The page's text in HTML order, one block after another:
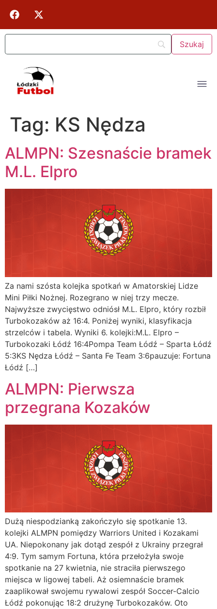
Tag: KS Nędza
ALMPN: Szesnaście bramek
M.L. Elpro
Za nami szósta kolejka spotkań w Amatorskiej Lidze
Mini Piłki Nożnej. Rozegrano w niej trzy mecze.
Najwyższe zwycięstwo odniósł M.L. Elpro, który rozbił
Turbokozaków aż 16:4. Poniżej wyniki, klasyfikacja
strzelców i tabela. Wyniki 6. kolejki:M.L. Elpro –
Turbokozaki Łódź 16:4Pompa Team Łódź – Sparta Łódź
5:3KS Nędza Łódź – Santa Fe Team 3:6pauzuje: Fortuna
Łódź […]
ALMPN: Pierwsza
przegrana Kozaków
Dużą niespodzianką zakończyło się spotkanie 13.
kolejki ALMPN pomiędzy Warriors United i Kozakami
UA. Niepokonany jak dotąd zespół z Ukrainy przegrał
4:9. Tym samym Fortuna, która przełożyła swoje
spotkanie na 27 kwietnia, nie straciła pierwszego
miejsca w ligowej tabeli. Aż osiemnaście bramek
zaaplikował swojemu rywalowi zespół Soccer-Calcio
Łódź pokonując 18:2 drużynę Turbokozaków. Oto